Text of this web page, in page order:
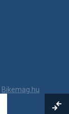
Bikemag.hu